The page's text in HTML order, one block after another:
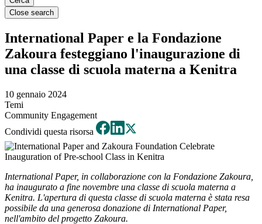
Close search
International Paper e la Fondazione
Zakoura festeggiano l'inaugurazione di
una classe di scuola materna a Kenitra
10 gennaio 2024
Temi
Community Engagement
Condividi questa risorsa
International Paper, in collaborazione con la Fondazione Zakoura,
ha inaugurato a fine novembre una classe di scuola materna a
Kenitra. L'apertura di questa classe di scuola materna è stata resa
possibile da una generosa donazione di International Paper,
nell'ambito del progetto Zakoura.